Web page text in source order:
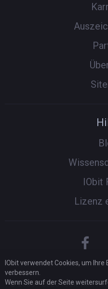
IObit
Lizenz
© 2005 -2026IObit. Alle
IObit verwendet Cookies, um
verbessern.
Wenn Sie auf der Seite